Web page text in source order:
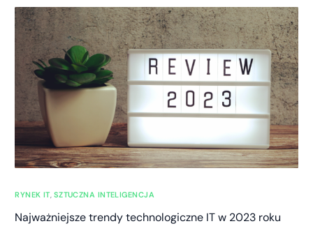
RYNEK IT, SZTUCZNA INTELIGENCJA
Najważniejsze trendy technologiczne IT w 2023 roku